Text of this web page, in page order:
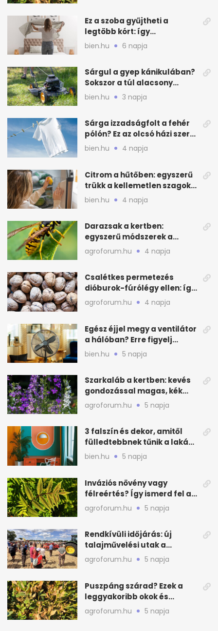
Ez a szoba gyűjtheti a
legtöbb kórt: így
mélytisztítsd otthon
bien.hu 6 napja
Sárgul a gyep kánikulában?
Sokszor a túl alacsony
fűnyírás a gond
bien.hu 3 napja
Sárga izzadságfolt a fehér
pólón? Ez az olcsó házi szer
beválhat
bien.hu 4 napja
Citrom a hűtőben: egyszerű
trükk a kellemetlen szagok
ellen
bien.hu 4 napja
Darazsak a kertben:
egyszerű módszerek a
távoltartásukra nyáron
agroforum.hu 4 napja
Csalétkes permetezés
dióburok-fúrólégy ellen: így
csináld a kertben
agroforum.hu 4 napja
Egész éjjel megy a ventilátor
a hálóban? Erre figyelj
alvásnál nyáron
bien.hu 5 napja
Szarkaláb a kertben: kevés
gondozással magas, kék
virágfalat ad
agroforum.hu 5 napja
3 falszín és dekor, amitől
fülledtebbnek tűnik a lakás
nyáron
bien.hu 5 napja
Inváziós növény vagy
félreértés? Így ismerd fel a
valódi kockázatot
agroforum.hu 5 napja
Rendkívüli időjárás: új
talajművelési utak a
gazdáknak
agroforum.hu 5 napja
Puszpáng szárad? Ezek a
leggyakoribb okok és
teendők
agroforum.hu 5 napja